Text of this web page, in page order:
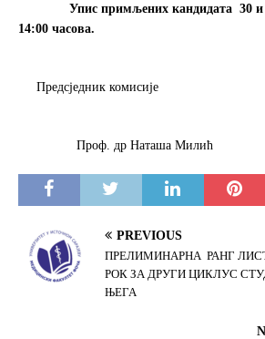
Упис примљених кандидата 30 и
14:00 часова.
Предсједник комисије
Проф. др Наташа Милић
PREVIOUS
ПРЕЛИМИНАРНА РАНГ
РОК ЗА ДРУГИ ЦИКЛУС
ЊЕГА